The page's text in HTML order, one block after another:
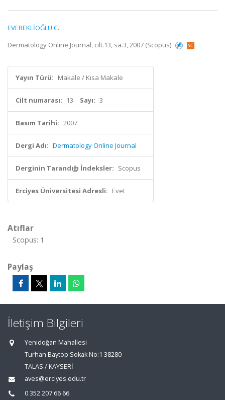
EVEREKLİOĞLU C.
Dermatology Online Journal, cilt.13, sa.3, 2007 (Scopus)
Yayın Türü: Makale / Kısa Makale
Cilt numarası: 13 Sayı: 3
Basım Tarihi: 2007
Dergi Adı: Dermatology Online Journal
Derginin Tarandığı İndeksler: Scopus
Erciyes Üniversitesi Adresli: Evet
Atıflar
Scopus: 1
Paylaş
İletişim Bilgileri
Yenidoğan Mahallesi
Turhan Baytop Sokak No:1 38280
TALAS / KAYSERİ
aves@erciyes.edu.tr
0 352 207 66 66